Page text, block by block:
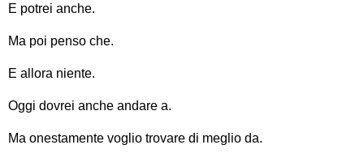
E potrei anche.
Ma poi penso che.
E allora niente.
Oggi dovrei anche andare a.
Ma onestamente voglio trovare di meglio da.